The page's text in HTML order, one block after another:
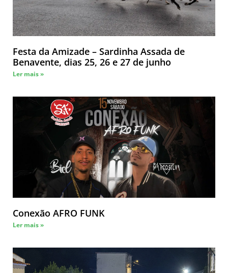
Festa da Amizade – Sardinha Assada de
Benavente, dias 25, 26 e 27 de junho
Ler mais »
Conexão AFRO FUNK
Ler mais »